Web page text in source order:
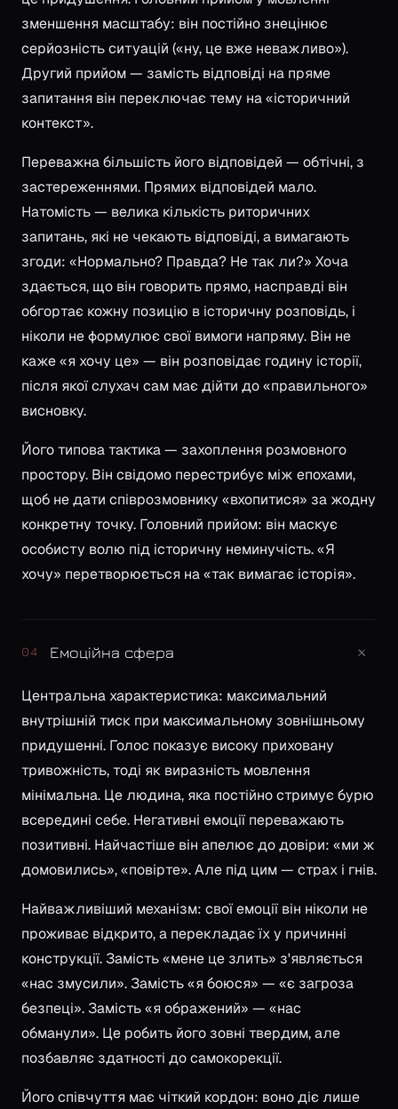
зменшення масштабу: він постійно знецінює
серйозність ситуацій («ну, це вже неважливо»).
Другий прийом — замість відповіді на пряме
запитання він переключає тему на «історичний
контекст».
Переважна більшість його відповідей — обтічні, з
застереженнями. Прямих відповідей мало.
Натомість — велика кількість риторичних
запитань, які не чекають відповіді, а вимагають
згоди: «Нормально? Правда? Не так ли?» Хоча
здається, що він говорить прямо, насправді він
обгортає кожну позицію в історичну розповідь, і
ніколи не формулює свої вимоги напряму. Він не
каже «я хочу це» — він розповідає годину історії,
після якої слухач сам має дійти до «правильного»
висновку.
Його типова тактика — захоплення розмовного
простору. Він свідомо перестрибує між епохами,
щоб не дати співрозмовнику «вхопитися» за жодну
конкретну точку. Головний прийом: він маскує
особисту волю під історичну неминучість. «Я
хочу» перетворюється на «так вимагає історія».
04 Емоційна сфера +
Центральна характеристика: максимальний
внутрішній тиск при максимальному зовнішньому
придушенні. Голос показує високу приховану
тривожність, тоді як виразність мовлення
мінімальна. Це людина, яка постійно стримує бурю
всередині себе. Негативні емоції переважають
позитивні. Найчастіше він апелює до довіри: «ми ж
домовились», «повірте». Але під цим — страх і гнів.
Найважливіший механізм: свої емоції він ніколи не
проживає відкрито, а перекладає їх у причинні
конструкції. Замість «мене це злить» з'являється
«нас змусили». Замість «я боюся» — «є загроза
безпеці». Замість «я ображений» — «нас
обманули». Це робить його зовні твердим, але
позбавляє здатності до самокорекції.
Його співчуття має чіткий кордон: воно діє лише